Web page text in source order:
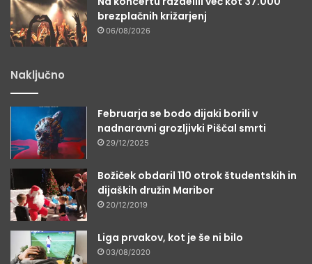
brezplačnih križarjenj
06/08/2026
Naključno
Februarja se bodo dijaki borili v
nadnaravni grozljivki Piščal smrti
29/12/2025
Božiček obdaril 110 otrok študentskih in
dijaških družin Maribor
20/12/2019
Liga prvakov, kot je še ni bilo
03/08/2020